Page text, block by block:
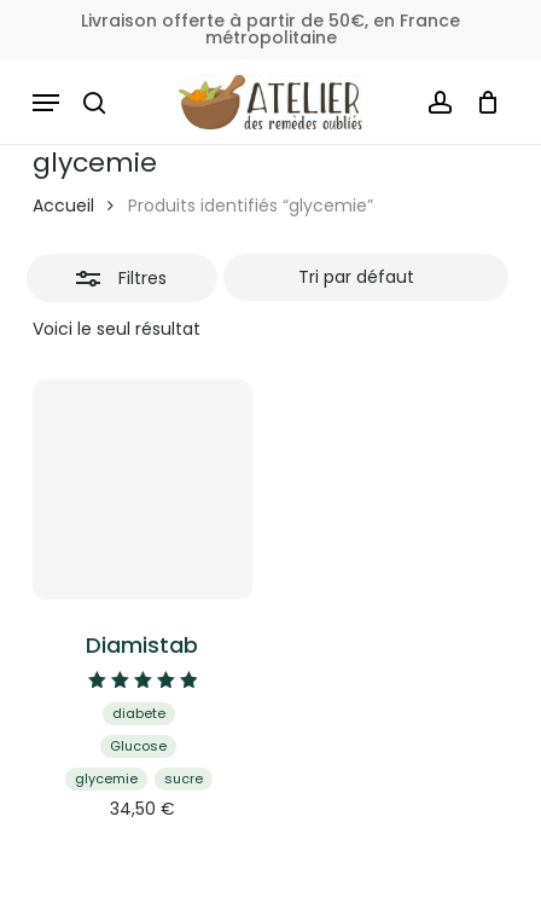
content
Livraison offerte à partir de 50€, en France
métropolitaine
SEARCH ACCOUNT
MENU panier
glycemie
Accueil Produits identifiés “glycemie”
Filtres
Voici le seul résultat
filtres
Diamistab
Note
5.00
sur 5
diabete
Glucose
glycemie
sucre
34,50 €